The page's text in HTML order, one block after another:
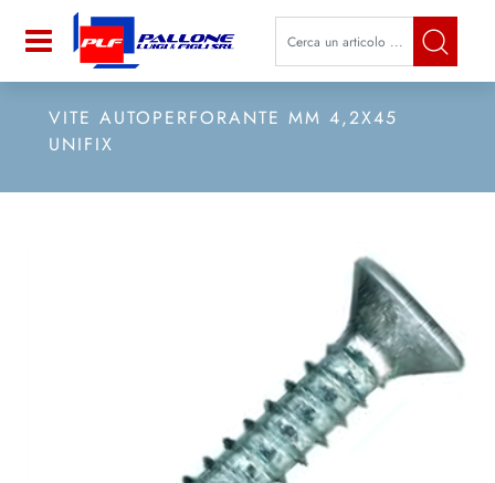
Open La modifica di un filtro
VITE AUTOPERFORANTE MM 4,2X45
UNIFIX